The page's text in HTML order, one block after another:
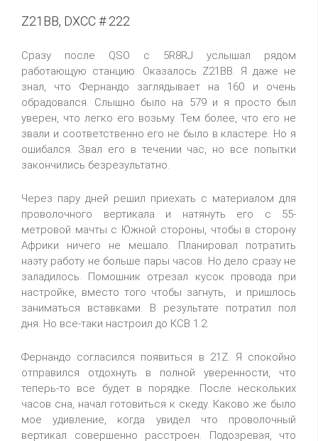
Z21BB, DXCC # 222
Сразу после QSO с 5R8RJ услышал рядом
работающую станцию. Оказалось Z21BB. Я даже не
знал, что Фернандо заглядывает на 160 и очень
обрадовался. Слышно было на 579 и я просто был
уверен, что легко его возьму. Тем более, что его не
звали и соответственно его не было в кластере. Но я
ошибался. Звал его в течении час, но все попытки
закончились безрезультатно.
Через пару дней решил приехать с материалом для
проволочного вертикала и натянуть его с 55-
метровой мачты с Южной стороны, чтобы в сторону
Африки ничего не мешало. Планировал потратить
наэту работу не больше пары часов. Но дело сразу не
заладилось. Помошник отрезал кусок провода при
настройке, вместо того чтобы загнуть, и пришлось
заниматься вставками. В результате потратил пол
дня. Но все-таки настроил до КСВ 1.2.
Фернандо согласился появиться в 21Z. Я спокойно
отправился отдохнуть в полной уверенности, что
теперь-то все будет в порядке. После нескольких
часов сна, начал готовиться к скеду. Каково же было
мое удивление, когда увидел что проволочный
вертикал совершенно расстроен. Подозревая, что